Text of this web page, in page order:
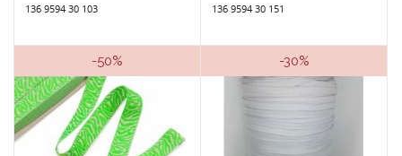
136 9594 30 103 136 9594 30 151
-50% -30%